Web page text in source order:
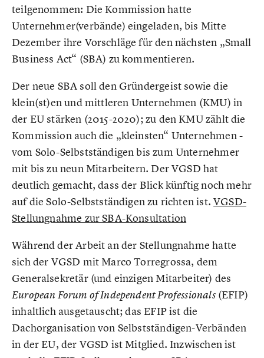
teilgenommen: Die Kommission hatte
Unternehmer(verbände) eingeladen, bis Mitte
Dezember ihre Vorschläge für den nächsten „Small
Business Act“ (SBA) zu kommentieren.
Der neue SBA soll den Gründergeist sowie die
klein(st)en und mittleren Unternehmen (KMU) in
der EU stärken (2015-2020); zu den KMU zählt die
Kommission auch die „kleinsten“ Unternehmen -
vom Solo-Selbstständigen bis zum Unternehmer
mit bis zu neun Mitarbeitern. Der VGSD hat
deutlich gemacht, dass der Blick künftig noch mehr
auf die Solo-Selbstständigen zu richten ist.VGSD-
Stellungnahme zur SBA-Konsultation
Während der Arbeit an der Stellungnahme hatte
sich der VGSD mit Marco Torregrossa, dem
Generalsekretär (und einzigen Mitarbeiter) des
European Forum of Independent Professionals(EFIP)
inhaltlich ausgetauscht; das EFIP ist die
Dachorganisation von Selbstständigen-Verbänden
in der EU, der VGSD ist Mitglied. Inzwischen ist